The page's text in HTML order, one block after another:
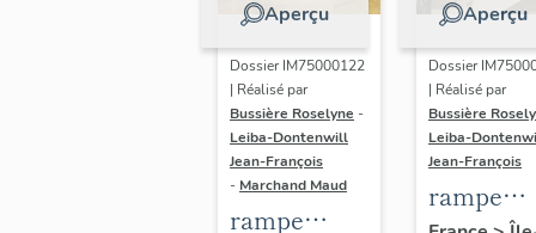
Aperçu
Dossier IM75000122
| Réalisé par
Bussière Roselyne -
Leiba-Dontenwill
Jean-François
- Marchand Maud
rampe
Aperçu
Dossier
| Réalisé par
Bussière
Leiba-
Jean-François
rampe